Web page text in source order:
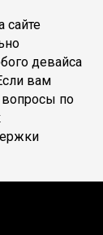
сайте
девайса
вам
вопросы по